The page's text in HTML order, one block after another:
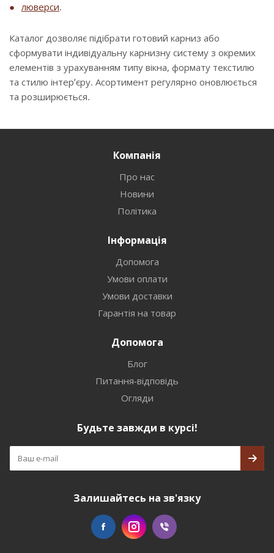
люверси.
Каталог дозволяє підібрати готовий карниз або
сформувати індивідуальну карнизну систему з окремих
елементів з урахуванням типу вікна, формату текстилю
та стилю інтер’єру. Асортимент регулярно оновлюється
та розширюється.
Компанія
Про нас
Новини
Політика
Інформація
Допомога
Умови оплати
Умови доставки
Гарантія на товар
Допомога
Блог
Питання-відповідь
Огляди
Будьте завжди в курсі!
Залишайтесь на зв'язку